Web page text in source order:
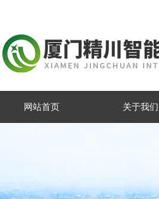
网站首页 关于我们